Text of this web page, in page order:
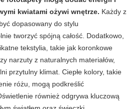
kwiatami ożywi wnętrze. Każdy z
dopasowany do stylu
tworzyć spójną całość. Dodatkowo,
tekstylia, takie jak koronkowe
narzuty z naturalnych materiałów,
przytulny klimat. Ciepłe kolory, takie
różu, mogą podkreślić
również odgrywa kluczową